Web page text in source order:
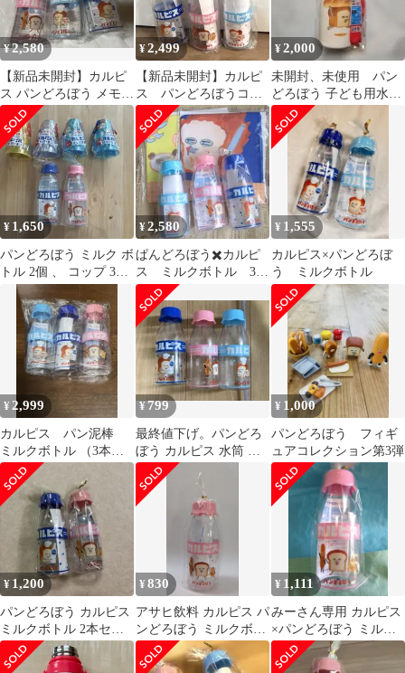
¥2,580
【新品未開封】カルピ
ス パンどろぼう メモリ
付きミルクボトル 3個
セット
¥2,499
【新品未開封】カルピ
ス パンどろぼうコラ
ボ ミルクボトル 3本
セット
¥2,000
未開封、未使用 パン
どろぼう 子ども用水筒
480ml 日本製
¥ 1,650
パンどろぼう ミルク ボ
トル 2個 、 コップ 3種
カルピス
¥2,580
ぱんどろぼう✖️カルピ
ス ミルクボトル 3種
セット ランチクロス
2枚
¥ 1,555
カルピス×パンどろぼ
う ミルクボトル
¥ 2,999
カルピス パン泥棒
ミルクボトル （3本セ
ット）
¥799
最終値下げ。パンどろ
ぼう カルピス 水筒 ミ
ルクボトル 3本
¥ 1,000
パンどろぼう フィギ
ュアコレクション第3弾
¥ 1,200
パンどろぼう カルピス
ミルクボトル 2本セッ
ト
¥830
アサヒ飲料 カルピス パ
ンどろぼう ミルクボト
ル
¥ 1,111
みーさん専用 カルピス
×パンどろぼう ミルク
ボトル アサヒ ピンク